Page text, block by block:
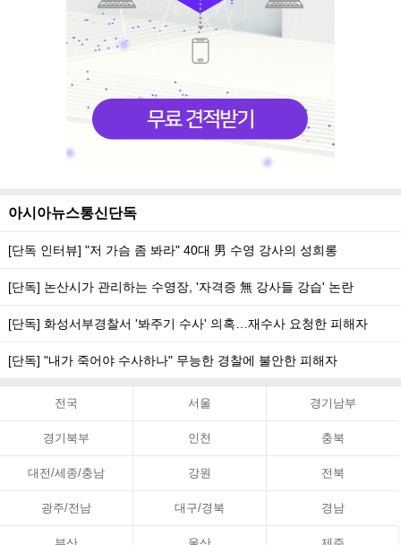
아시아뉴스통신단독
[단독 인터뷰] "저 가슴 좀 봐라" 40대 男 수영 강사의 성희롱
[단독] 논산시가 관리하는 수영장, '자격증 無 강사들 강습' 논란
[단독] 화성서부경찰서 '봐주기 수사' 의혹…재수사 요청한 피해자
[단독] "내가 죽어야 수사하나" 무능한 경찰에 불안한 피해자
전국 서울 경기남부
경기북부 인천 충북
대전/세종/충남 강원 전북
광주/전남 대구/경북 경남